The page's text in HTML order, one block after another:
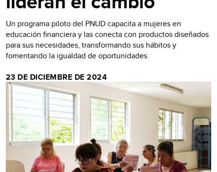
Un programa piloto del PNUD capacita a mujeres en
educación financiera y las conecta con productos diseñados
para sus necesidades, transformando sus hábitos y
fomentando la igualdad de oportunidades.
23 DE DICIEMBRE DE 2024